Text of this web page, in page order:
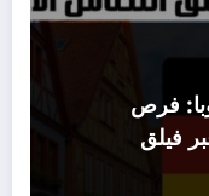
فرص
فيلق